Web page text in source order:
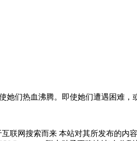
们热血沸腾。即使她们遭遇困难
联网搜索而来 本站对其所发布的内